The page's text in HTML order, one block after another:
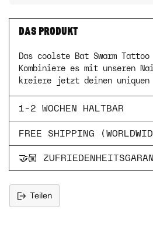
DAS PRODUKT
Das coolste Bat Swarm
Kombiniere es mit unseren
kreiere jetzt deinen uniquen
1-2 WOCHEN HALTBAR
FREE SHIPPING
🤝🏼
Teilen